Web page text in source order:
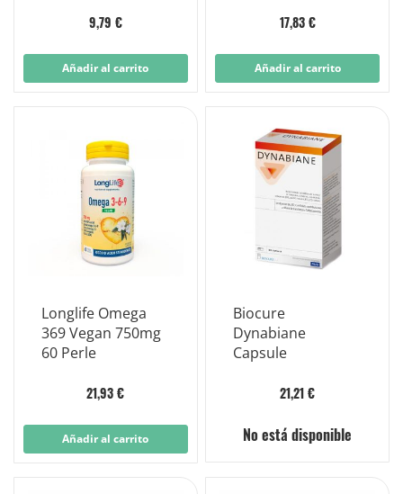
9,79 €
Añadir al carrito
17,83 €
Añadir al carrito
Longlife Omega
369 Vegan 750mg
60 Perle
21,93 €
Añadir al carrito
Biocure
Dynabiane
Capsule
21,21 €
No está disponible